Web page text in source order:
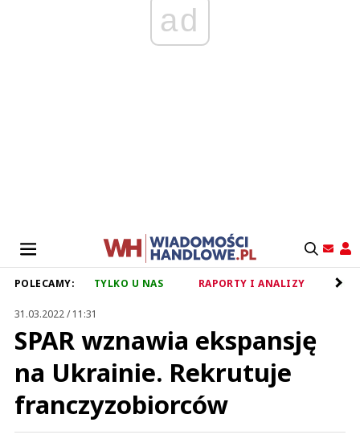
ad
POLECAMY: TYLKO U NAS RAPORTY I ANALIZY
31.03.2022 / 11:31
SPAR wznawia ekspansję
na Ukrainie. Rekrutuje
franczyzobiorców